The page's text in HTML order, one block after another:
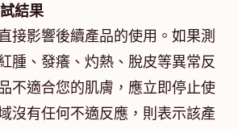
結果
接影響後續產品的使用。如果測
腫、發癢、灼熱、脫皮等異常反
不適合您的肌膚，應立即停止使
沒有任何不適反應，則表示該產